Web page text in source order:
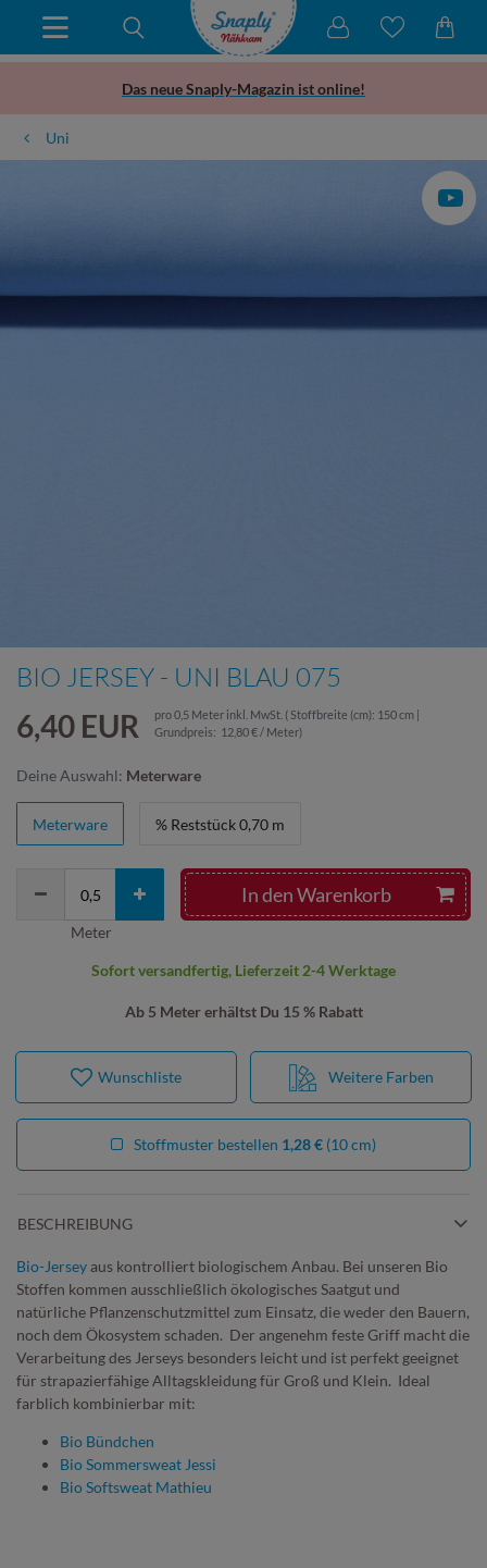
Das neue Snaply-Magazin ist online!
Uni
BIO JERSEY - UNI BLAU 075
6,40 EUR pro0,5 Meter inkl. MwSt. ( Stoffbreite (cm): 150 cm |
Grundpreis: 12,80 € / Meter)
Ab 5 Meter erhältst Du 15 % Rabatt
Deine Auswahl: Meterware
Meterware % Reststück 0,70 m
In den Warenkorb
Meter
Sofort versandfertig, Lieferzeit 2-4 Werktage
Weitere Farben
Wunschliste
Stoffmuster bestellen 1,28 € (10 cm)
BESCHREIBUNG
Bio-Jerseyaus kontrolliert biologischem Anbau. Bei unseren Bio
Stoffen kommen ausschließlich ökologisches Saatgut und
natürliche Pflanzenschutzmittel zum Einsatz, die weder den Bauern,
noch dem Ökosystem schaden. Der angenehm feste Griff macht die
Verarbeitung des Jerseys besonders leicht und ist perfekt geeignet
für strapazierfähige Alltagskleidung für Groß und Klein. Ideal
farblich kombinierbar mit:
Bio Bündchen
Bio Sommersweat Jessi
Bio Softsweat Mathieu